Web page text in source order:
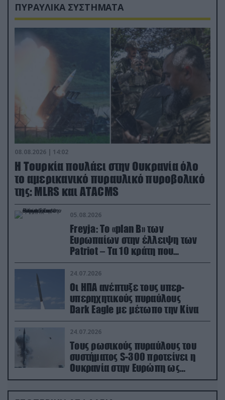
ΠΥΡΑΥΛΙΚΑ ΣΥΣΤΗΜΑΤΑ
08.08.2026 | 14:02
Η Τουρκία πουλάει στην Ουκρανία όλο
το αμερικανικό πυραυλικό πυροβολικό
της: MLRS και ΑΤΑCMS
05.08.2026
Freyja: Το «plan Β» των
Ευρωπαίων στην έλλειψη των
Patriot – Τα 10 κράτη που
συμμετέχουν στο δίκτυο
συνεργασίας
24.07.2026
Οι ΗΠΑ ανέπτυξε τους υπερ-
υπερηχητικούς πυραύλους
Dark Eagle με μέτωπο την Κίνα
24.07.2026
Τους ρωσικούς πυραύλους του
συστήματος S-300 προτείνει η
Ουκρανία στην Ευρώπη ως
αντιβαλλιστικό σύστημα